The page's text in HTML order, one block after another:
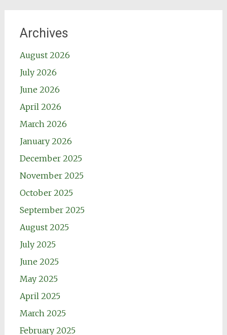
Archives
August 2026
July 2026
June 2026
April 2026
March 2026
January 2026
December 2025
November 2025
October 2025
September 2025
August 2025
July 2025
June 2025
May 2025
April 2025
March 2025
February 2025